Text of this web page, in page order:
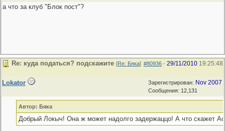
а что за клуб "Блок пост"?
#80936 - 29/11/2010 19:25:48
Re: куда податься? подскажите [Re: Бяка]
Зарегистрирован: Nov 2007
Сообщения: 12,131
Lokator
Автор: Бяка
Добрый Локыч! Она ж может надолго задержаццо! А что скажет